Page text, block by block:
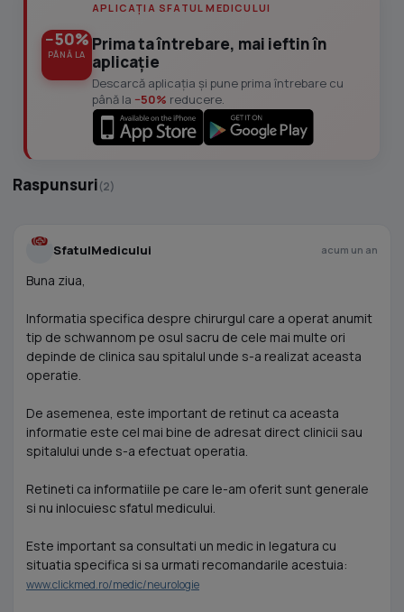
−50%
PÂNĂ LA
APLICAȚIA SFATUL MEDICULUI
Prima ta întrebare, mai ieftin în
aplicație
Descarcă aplicația și pune prima întrebare cu
până la −50% reducere.
Raspunsuri(2)
SfatulMedicului acum un an
Buna ziua,
Informatia specifica despre chirurgul care a operat anumit
tip de schwannom pe osul sacru de cele mai multe ori
depinde de clinica sau spitalul unde s-a realizat aceasta
operatie.
De asemenea, este important de retinut ca aceasta
informatie este cel mai bine de adresat direct clinicii sau
spitalului unde s-a efectuat operatia.
Retineti ca informatiile pe care le-am oferit sunt generale
si nu inlocuiesc sfatul medicului.
Este important sa consultati un medic in legatura cu
situatia specifica si sa urmati recomandarile acestuia:
www.clickmed.ro/medic/neurologie